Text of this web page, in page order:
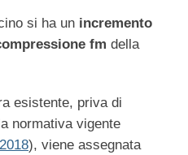
si ha un incremento
fm della
esistente, priva di
normativa vigente
), viene assegnata